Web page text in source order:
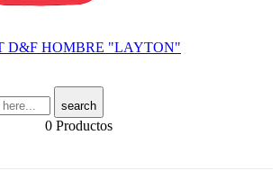
D&F HOMBRE "LAYTON"
search
0 Productos